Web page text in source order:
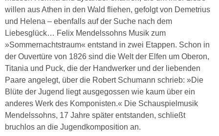
willen aus Athen in den Wald fliehen, gefolgt von Demetrius
und Helena – ebenfalls auf der Suche nach dem
Liebesglück… Felix Mendelssohns Musik zum
»Sommernachtstraum« entstand in zwei Etappen. Schon in
der Ouvertüre von 1826 sind die Welt der Elfen um Oberon,
Titania und Puck, die der Handwerker und der liebenden
Paare angelegt, über die Robert Schumann schrieb: »Die
Blüte der Jugend liegt ausgegossen wie kaum über ein
anderes Werk des Komponisten.« Die Schauspielmusik
Mendelssohns, 17 Jahre später entstanden, schließt
bruchlos an die Jugendkomposition an.